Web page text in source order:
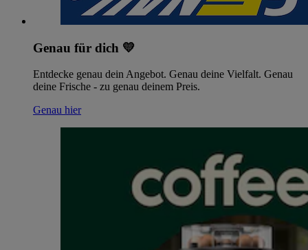
Genau für dich 💛
Entdecke genau dein Angebot. Genau deine Vielfalt. Genau
deine Frische - zu genau deinem Preis.
Genau hier